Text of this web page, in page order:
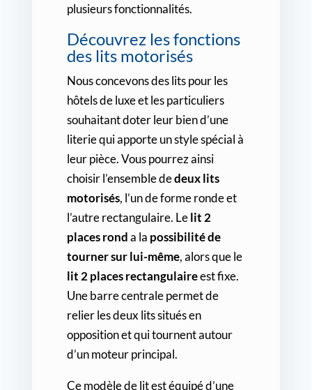
plusieurs fonctionnalités.
Découvrez les fonctions
des lits motorisés
Nous concevons des lits pour les
hôtels de luxe et les particuliers
souhaitant doter leur bien d’une
literie qui apporte un style spécial à
leur pièce. Vous pourrez ainsi
choisir l’ensemble dedeux lits
motorisés, l’un de forme ronde et
l’autre rectangulaire. Lelit 2
places ronda la possibilité de
tourner sur lui-même, alors que le
lit 2 places rectangulaireest fixe.
Une barre centrale permet de
relier les deux lits situés en
opposition et qui tournent autour
d’un moteur principal.
Ce modèle de lit est équipé d’une